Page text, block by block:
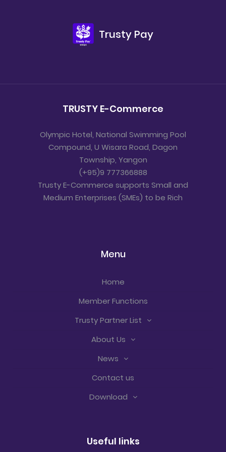
Trusty Pay
TRUSTY E-Commerce
Olympic Hotel, National Swimming Pool
Compound, U Wisara Road, Dagon
Township, Yangon
(+95)9 777366888
Trusty E-Commerce supports Small and
Medium Enterprises (SMEs) to be Rich
Menu
Home
Member Functions
Trusty Partner List
About Us
News
Contact us
Download
Useful links